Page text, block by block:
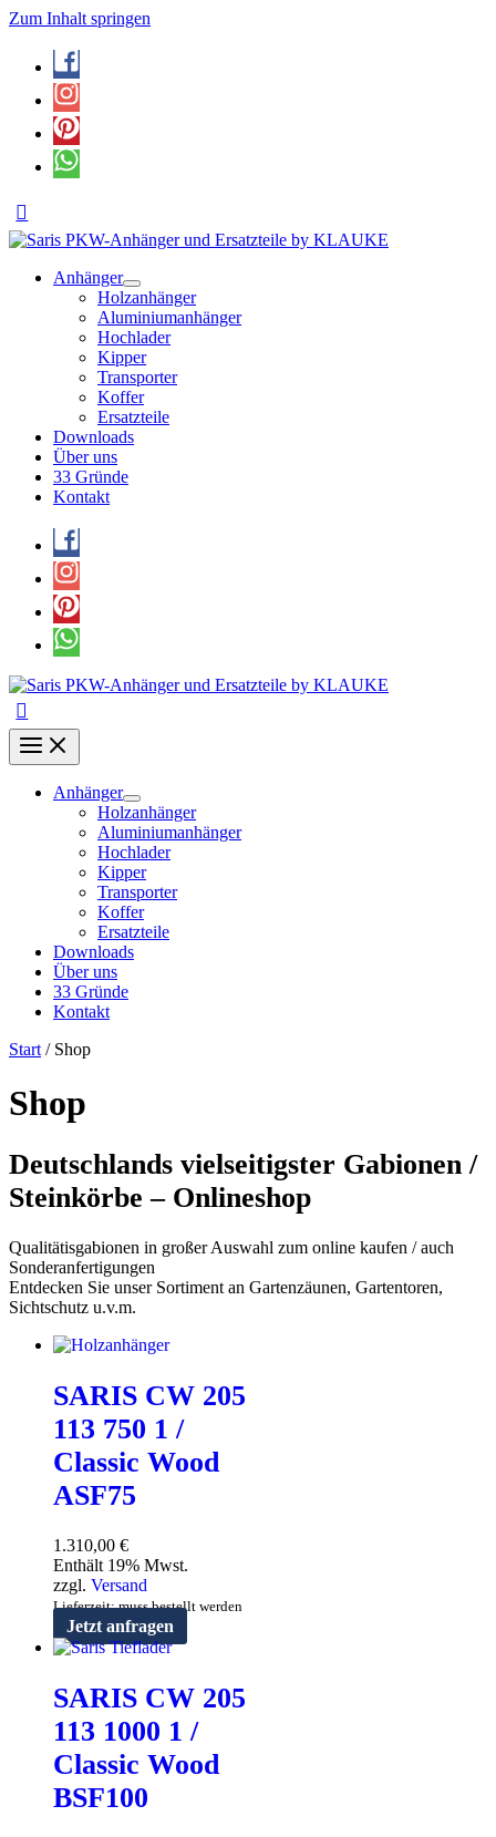
Zum Inhalt springen
Anhänger
Holzanhänger
Aluminiumanhänger
Hochlader
Kipper
Transporter
Koffer
Ersatzteile
Downloads
Über uns
33 Gründe
Kontakt
Anhänger
Holzanhänger
Aluminiumanhänger
Hochlader
Kipper
Transporter
Koffer
Ersatzteile
Downloads
Über uns
33 Gründe
Kontakt
Start / Shop
Shop
Deutschlands vielseitigster Gabionen /
Steinkörbe – Onlineshop
Qualitätisgabionen in großer Auswahl zum online kaufen / auch
Sonderanfertigungen
Entdecken Sie unser Sortiment an Gartenzäunen, Gartentoren,
Sichtschutz u.v.m.
SARIS CW 205
113 750 1 /
Classic Wood
ASF75
1.310,00 €
Enthält 19% Mwst.
zzgl. Versand
Lieferzeit: muss bestellt werden
Jetzt anfragen
SARIS CW 205
113 1000 1 /
Classic Wood
BSF100